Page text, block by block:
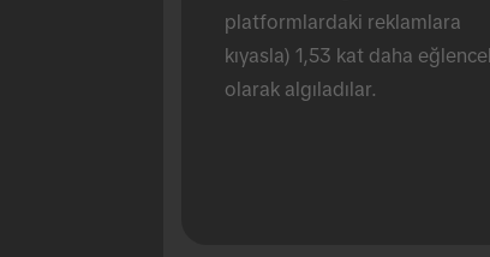
platformlardaki reklamlara
kıyasla) 1,53 kat daha
olarak algıladılar.